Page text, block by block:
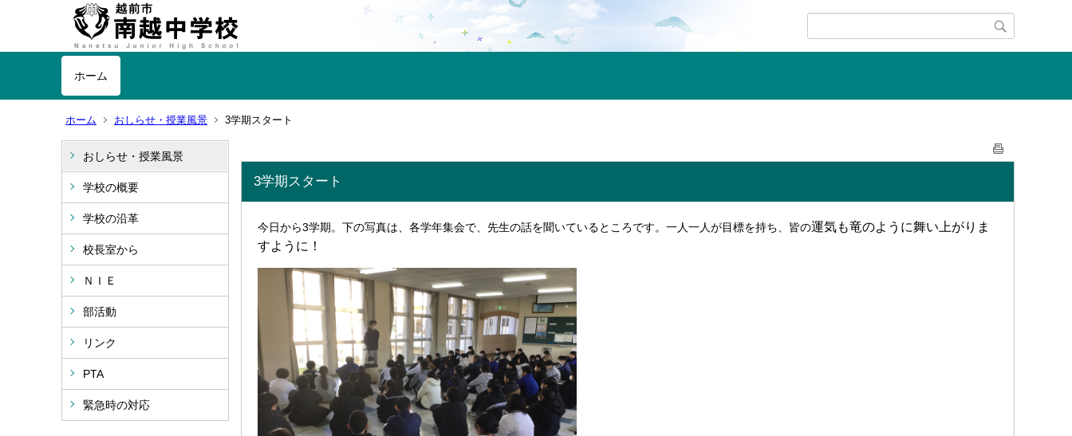
ホーム
ホーム おしらせ・授業風景 3学期スタート
おしらせ・授業風景
学校の概要
学校の沿革
校長室から
ＮＩＥ
部活動
リンク
PTA
緊急時の対応
3学期スタート
今日から3学期。下の写真は、各学年集会で、先生の話を聞いているところです。一人一人が目標を持ち、皆の運気も竜のように舞い上がりま
すように！